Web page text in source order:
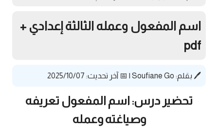
اسم المفعول وعمله الثالثة إعدادي +
pdf
🖊️ بقلم: Soufiane Go
| 📅 آخر تحديث: 2025/10/07
تحضير درس: اسم المفعول تعريفه
وصياغته وعمله